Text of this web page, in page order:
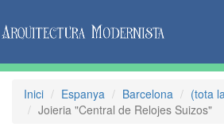
Inici Espanya Barcelona
(tota
Joieria "Central de Relojes Suizos"